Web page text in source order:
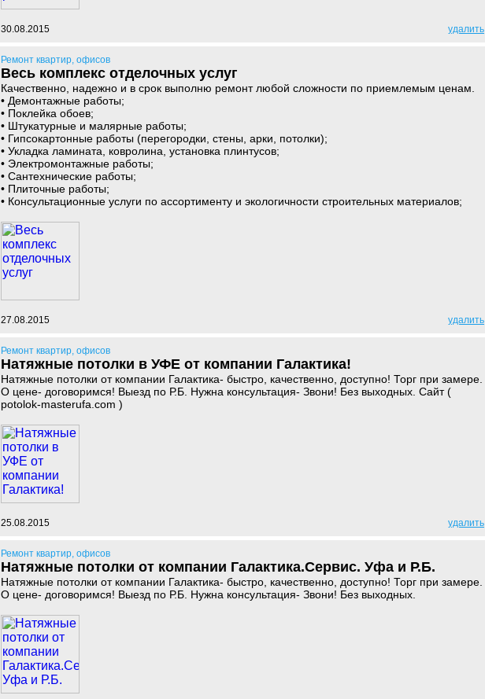
30.08.2015 удалить
Ремонт квартир, офисов
Весь комплекс отделочных услуг
Качественно, надежно и в срок выполню ремонт любой сложности по приемлемым ценам.
• Демонтажные работы;
• Поклейка обоев;
• Штукатурные и малярные работы;
• Гипсокартонные работы (перегородки, стены, арки, потолки);
• Укладка ламината, ковролина, установка плинтусов;
• Электромонтажные работы;
• Сантехнические работы;
• Плиточные работы;
• Консультационные услуги по ассортименту и экологичности строительных материалов;
27.08.2015 удалить
Ремонт квартир, офисов
Натяжные потолки в УФЕ от компании Галактика!
Натяжные потолки от компании Галактика- быстро, качественно, доступно! Торг при замере.
О цене- договоримся! Выезд по Р.Б. Нужна консультация- Звони! Без выходных. Сайт (
potolok-masterufa.com )
25.08.2015 удалить
Ремонт квартир, офисов
Натяжные потолки от компании Галактика.Сервис. Уфа и Р.Б.
Натяжные потолки от компании Галактика- быстро, качественно, доступно! Торг при замере.
О цене- договоримся! Выезд по Р.Б. Нужна консультация- Звони! Без выходных.